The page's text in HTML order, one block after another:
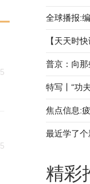
这回忆抚慰
全球播报:
（一）
【天天时
过于无私
普京：向
的人”做此
特写丨“功
相重庆
焦点信息:
最近学了个
精彩